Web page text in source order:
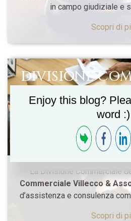
in campo giudiziale e
Scopri di
DIVISIONE
La Divisione Commerciale
Commerciale Villecco &
d’assistenza e consulenza
Scopri di
Enjoy this blog?
word :)